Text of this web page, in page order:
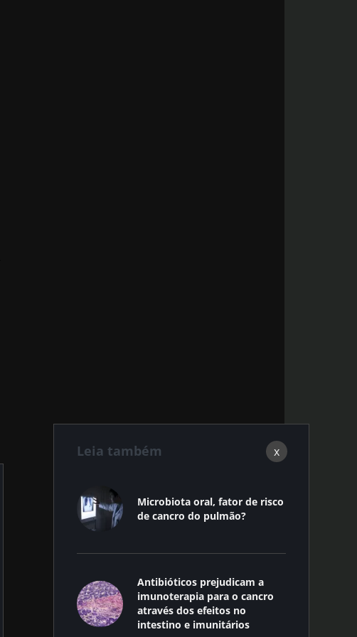
x
Leia também
Microbiota oral, fator de risco
de cancro do pulmão?
Antibióticos prejudicam a
imunoterapia para o cancro
através dos efeitos no
intestino e imunitários